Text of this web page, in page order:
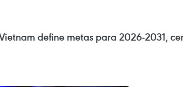
define metas para 2026-2031,